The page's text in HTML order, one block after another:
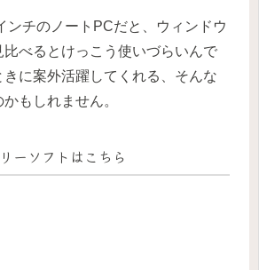
ンチのノートPCだと、ウィンドウ
比べるとけっこう使いづらいんで
に案外活躍してくれる、そんな
もしれません。
ーソフトはこちら